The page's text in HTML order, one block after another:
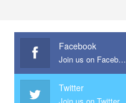
Facebook
Join us on Facebook
Twitter